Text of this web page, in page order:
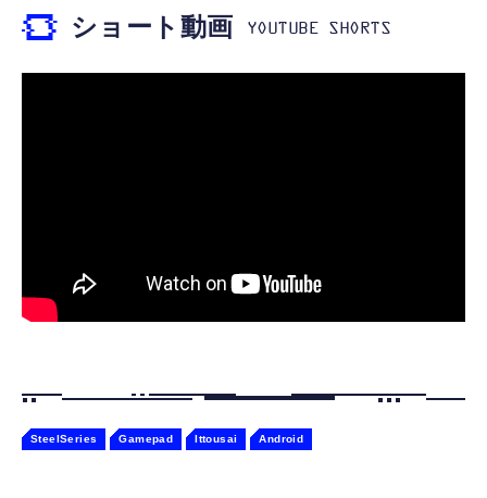
￥999
ジングベース付き ロペット 充電ベース付き
ショート動画
SteelSeries Gamepad Ittousai Android